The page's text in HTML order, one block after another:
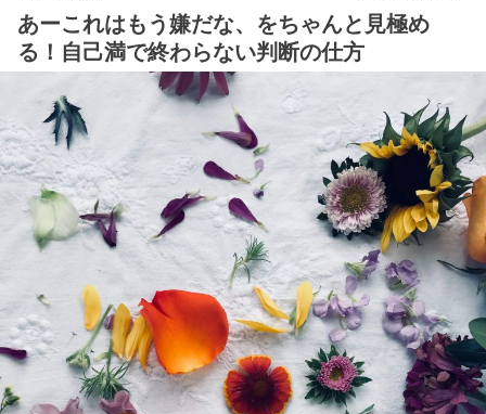
あーこれはもう嫌だな、をちゃんと見極め
る！自己満で終わらない判断の仕方